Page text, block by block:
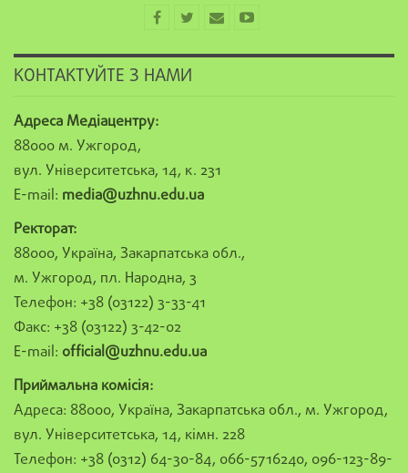
КОНТАКТУЙТЕ З НАМИ
Адреса Медіацентру:
88000 м. Ужгород,
вул. Університетська, 14, к. 231
E-mail: media@uzhnu.edu.ua
Ректорат:
88000, Україна, Закарпатська обл.,
м. Ужгород, пл. Народна, 3
Телефон: +38 (03122) 3-33-41
Факс: +38 (03122) 3-42-02
E-mail: official@uzhnu.edu.ua
Приймальна комісія:
Адреса: 88000, Україна, Закарпатська обл., м. Ужгород,
вул. Університетська, 14, кімн. 228
Телефон: +38 (0312) 64-30-84, 066-5716240, 096-123-89-